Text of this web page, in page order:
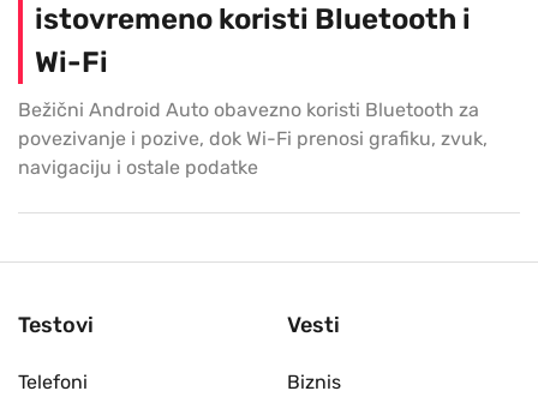
istovremeno koristi Bluetooth i
Wi-Fi
Bežični Android Auto obavezno koristi Bluetooth za
povezivanje i pozive, dok Wi-Fi prenosi grafiku, zvuk,
navigaciju i ostale podatke
Testovi
Telefoni
Vesti
Biznis